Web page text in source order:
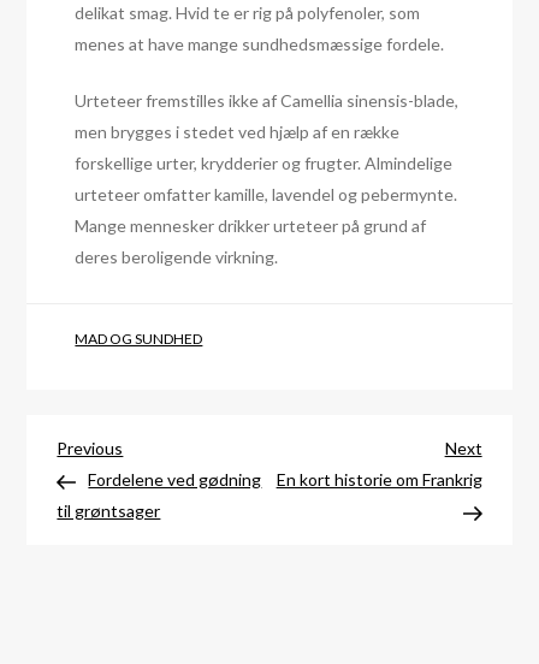
delikat smag. Hvid te er rig på polyfenoler, som
menes at have mange sundhedsmæssige fordele.
Urteteer fremstilles ikke af Camellia sinensis-blade,
men brygges i stedet ved hjælp af en række
forskellige urter, krydderier og frugter. Almindelige
urteteer omfatter kamille, lavendel og pebermynte.
Mange mennesker drikker urteteer på grund af
deres beroligende virkning.
MAD OG SUNDHED
Indlægsnavigation
Previous
Post
Previous
Fordelene ved gødning
til grøntsager
Next
Post
Next
En kort historie om Frankrig